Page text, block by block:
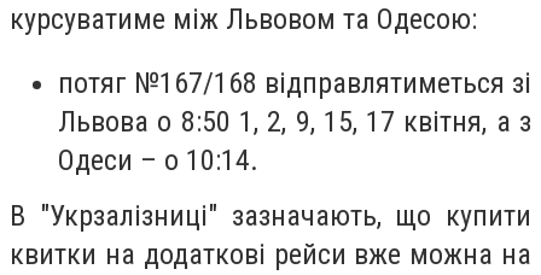
курсуватиме між Львовом та Одесою:
потяг №167/168 відправлятиметься зі
Львова о 8:50 1, 2, 9, 15, 17 квітня, а з
Одеси – о 10:14.
В "Укрзалізниці" зазначають, що купити
квитки на додаткові рейси вже можна на